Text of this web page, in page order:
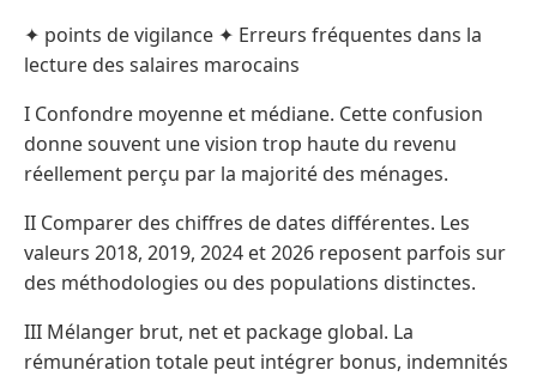
✦ points de vigilance ✦ Erreurs fréquentes dans la
lecture des salaires marocains
I Confondre moyenne et médiane. Cette confusion
donne souvent une vision trop haute du revenu
réellement perçu par la majorité des ménages.
II Comparer des chiffres de dates différentes. Les
valeurs 2018, 2019, 2024 et 2026 reposent parfois sur
des méthodologies ou des populations distinctes.
III Mélanger brut, net et package global. La
rémunération totale peut intégrer bonus, indemnités